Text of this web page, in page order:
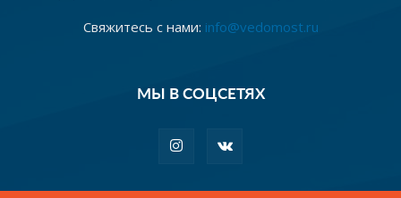
Свяжитесь с нами: info@vedomost.ru
МЫ В СОЦСЕТЯХ